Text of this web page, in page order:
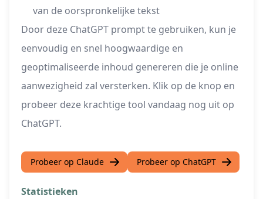
van de oorspronkelijke tekst
Door deze ChatGPT prompt te gebruiken, kun je
eenvoudig en snel hoogwaardige en
geoptimaliseerde inhoud genereren die je online
aanwezigheid zal versterken. Klik op de knop en
probeer deze krachtige tool vandaag nog uit op
ChatGPT.
Probeer op Claude Probeer op ChatGPT
Statistieken